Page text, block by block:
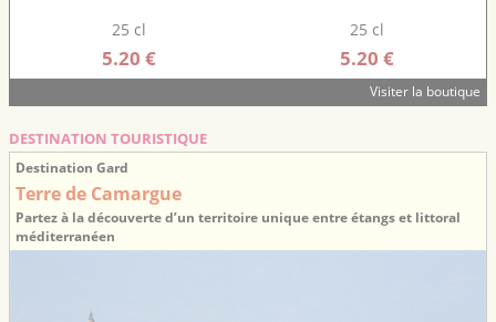
25 cl
5.20 €
25 cl
5.20 €
Visiter la boutique
DESTINATION TOURISTIQUE
Destination Gard
Terre de Camargue
Partez à la découverte d’un territoire unique entre étangs et littoral
méditerranéen